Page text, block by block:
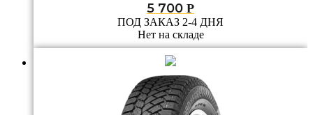
5 700 Р
ПОД ЗАКАЗ 2-4 ДНЯ
Нет на складе